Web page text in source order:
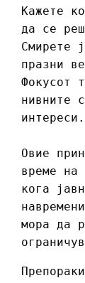
Кажете
да се
Смирете
празни
Фокусот
нивните
интереси.
Овие
време на
кога
мора да